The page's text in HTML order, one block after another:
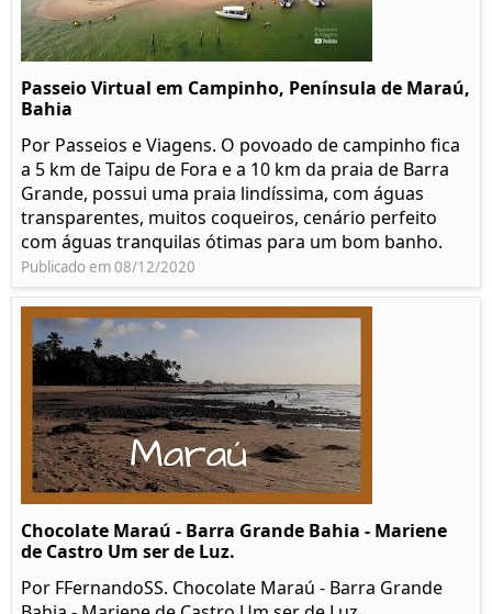
Passeio Virtual em Campinho, Península de Maraú,
Bahia
Por Passeios e Viagens. O povoado de campinho fica
a 5 km de Taipu de Fora e a 10 km da praia de Barra
Grande, possui uma praia lindíssima, com águas
transparentes, muitos coqueiros, cenário perfeito
com águas tranquilas ótimas para um bom banho.
Publicado em 08/12/2020
Chocolate Maraú - Barra Grande Bahia - Mariene
de Castro Um ser de Luz.
Por FFernandoSS. Chocolate Maraú - Barra Grande